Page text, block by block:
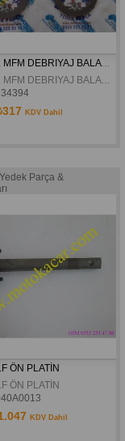
MONDIAL MFM DEBRIYAJ BALATASI
MONDIAL MFM DEBRIYAJ BALATASI
KDV Dahil
Parça &
ÖN PLATİN
ÖN PLATİN
KDV Dahil